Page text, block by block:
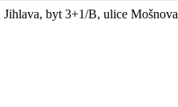
Jihlava, byt 3+1/B, ulice Mošnova